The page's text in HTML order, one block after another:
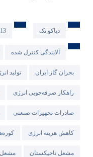
دیاکو تک 13 اردیبهشت, 1404
آلایندگی کنترل شده
بحران گاز ایران تولید
راهکار صرفه‌جویی انرژی
صادرات تجهیزات صنعتی
کاهش هزینه انرژی
مشعل تاجیکستان